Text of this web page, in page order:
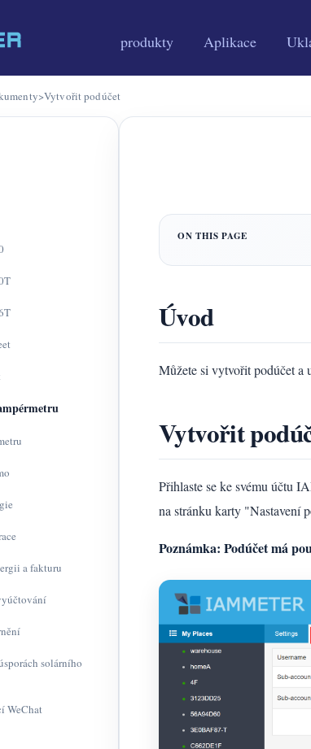
produkty Aplikace
>Vytvořit podúčet
a fakturu
solárního
WeChat
Úvod
Můžete si vytvořit podúčet
Vytvořit
Přihlaste se ke svému účtu
na stránku karty "Nastavení
Poznámka: Podúčet má